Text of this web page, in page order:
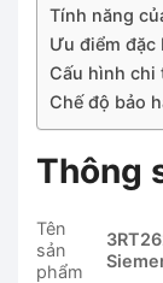
Tính năng
Ưu điểm đặc
Cấu hình chi
Chế độ bảo
Thông
Tên
sản
phẩm